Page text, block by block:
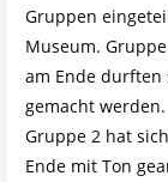
Gruppen
Museum.
am Ende durften
gemacht werden.
Gruppe 2 hat
Ende mit Ton